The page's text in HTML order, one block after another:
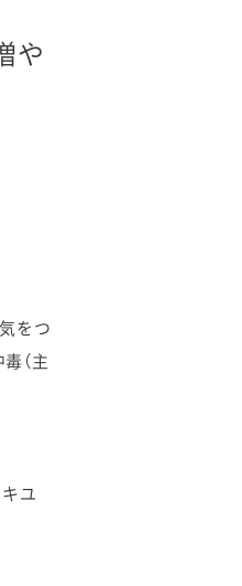
や
をつ
（主
ユ